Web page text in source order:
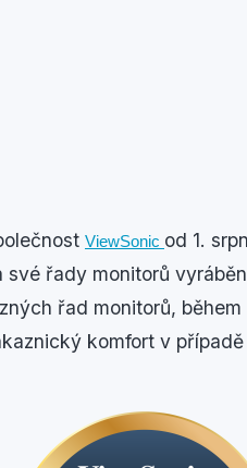
ViewSonic od 1.
své řady monitorů
řad monitorů,
komfort v